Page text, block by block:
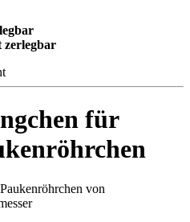
zerlegbar
für
von